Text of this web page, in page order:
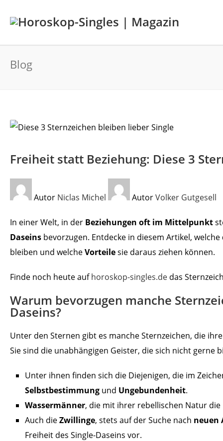
Blog
Freiheit statt Beziehung: Diese 3
Autor Niclas Michel AutorVolker Gutgesell
In einer Welt, in der Beziehungen oft im Mittelpunkt
Daseins bevorzugen. Entdecke in diesem Artikel, welche
bleiben und welcheVorteilesie daraus ziehen können.
Finde noch heute aufhoroskop-singles.de das
Warum bevorzugen manche
Daseins?
Unter den Sternen gibt es manche Sternzeichen, die
Sie sind die unabhängigen Geister, die sich nicht gerne
Unter ihnen finden sich die Diejenigen, die im
Selbstbestimmung und Ungebundenheit.
Wassermänner, die mit ihrer rebellischen Natur die
Auch dieZwillinge, stets auf der Suche nach neuen
Freiheit des Single-Daseins vor.